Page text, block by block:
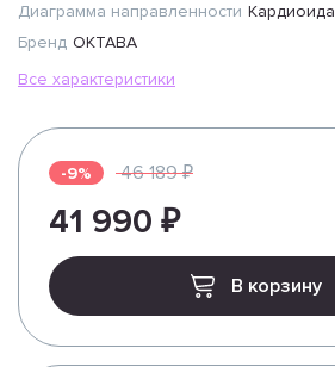
Диаграмма направленности Кардиоида
Бренд ОКТАВА
Все характеристики
-9% 46 189 ₽
41 990 ₽
В корзину